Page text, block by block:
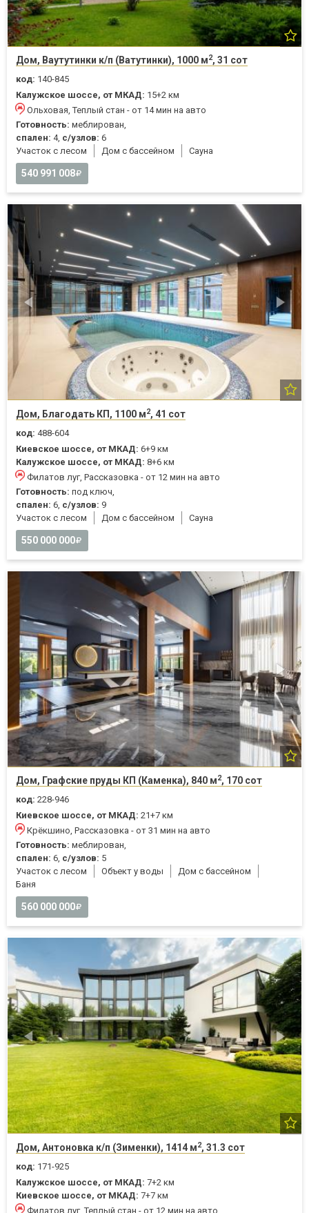
Дом, Ваутутинки к/п (Ватутинки), 1000 м2, 31 сот
код: 140-845
Калужское шоссе, от МКАД: 15+2 км
Ольховая, Теплый стан - от 14 мин на авто
Готовность: меблирован,
спален: 4, с/узлов: 6
Участок с лесом
Дом с бассейном Cауна
540 991 008
Дом, Благодать КП, 1100 м2, 41 сот
код: 488-604
Киевское шоссе, от МКАД: 6+9 км
Калужское шоссе, от МКАД: 8+6 км
Филатов луг, Рассказовка - от 12 мин на авто
Готовность: под ключ,
спален: 6, с/узлов: 9
Участок с лесом
Дом с бассейном Cауна
550 000 000
Дом, Графские пруды КП (Каменка), 840 м2, 170 сот
код: 228-946
Киевское шоссе, от МКАД: 21+7 км
Крёкшино, Рассказовка - от 31 мин на авто
Готовность: меблирован,
спален: 6, с/узлов: 5
Участок с лесом
Объект у воды
Дом с бассейном
Баня
560 000 000
Дом, Антоновка к/п (Зименки), 1414 м2, 31.3 сот
код: 171-925
Калужское шоссе, от МКАД: 7+2 км
Киевское шоссе, от МКАД: 7+7 км
Филатов луг, Теплый стан - от 12 мин на авто